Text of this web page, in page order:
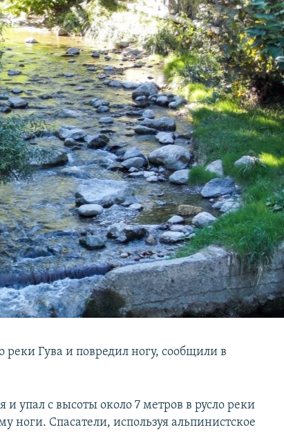
реки Гува и повредил ногу, сообщили в
упал с высоты около 7 метров в русло реки
ноги. Спасатели, используя альпинистское